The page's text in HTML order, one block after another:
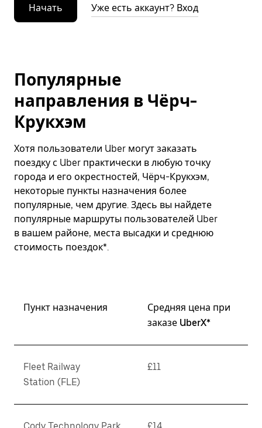
Начать Уже есть аккаунт? Вход
Популярные
направления в Чёрч-
Крукхэм
Хотя пользователи Uber могут заказать
поездку с Uber практически в любую точку
города и его окрестностей, Чёрч-Крукхэм,
некоторые пункты назначения более
популярные, чем другие. Здесь вы найдете
популярные маршруты пользователей Uber
в вашем районе, места высадки и среднюю
стоимость поездок*.
Пункт назначения
Средняя цена при
заказе UberX*
Fleet Railway
Station (FLE)
£11